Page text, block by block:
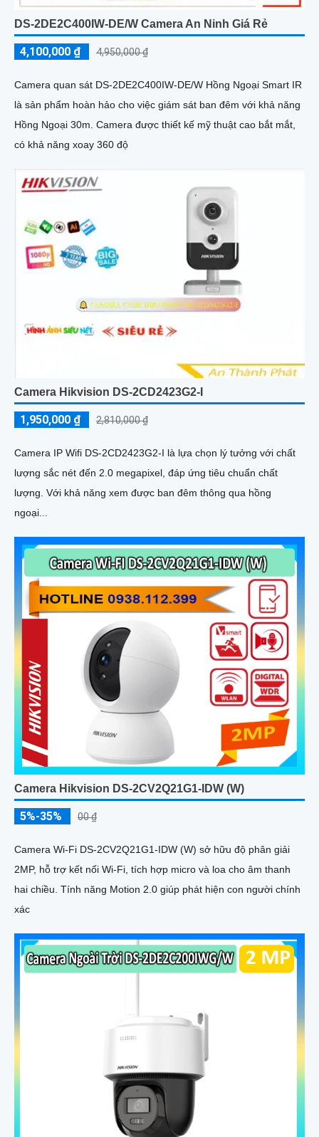
DS-2DE2C400IW-DE/W Camera An Ninh Giá Rẻ
4,100,000 ₫ 4,950,000 ₫
Camera quan sát DS-2DE2C400IW-DE/W Hồng Ngoại Smart IR
là sản phẩm hoàn hảo cho việc giám sát ban đêm với khả năng
Hồng Ngoại 30m. Camera được thiết kế mỹ thuật cao bắt mắt,
có khả năng xoay 360 độ
Camera Hikvision DS-2CD2423G2-I
1,950,000 ₫ 2,810,000 ₫
Camera IP Wifi DS-2CD2423G2-I là lựa chọn lý tưởng với chất
lượng sắc nét đến 2.0 megapixel, đáp ứng tiêu chuẩn chất
lượng. Với khả năng xem được ban đêm thông qua hồng
ngoại...
Camera Hikvision DS-2CV2Q21G1-IDW (W)
5%-35% 00 ₫
Camera Wi-Fi DS-2CV2Q21G1-IDW (W) sở hữu độ phân giải
2MP, hỗ trợ kết nối Wi-Fi, tích hợp micro và loa cho âm thanh
hai chiều. Tính năng Motion 2.0 giúp phát hiện con người chính
xác